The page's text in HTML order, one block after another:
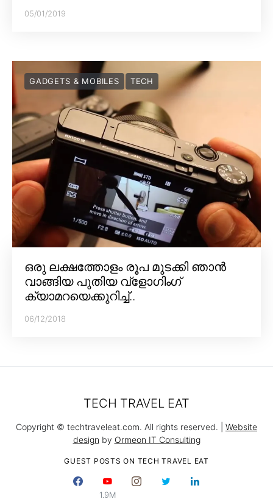
05/01/2019
GADGETS & MOBILES TECH
ഒരു ലക്ഷത്തോളം രൂപ മുടക്കി ഞാൻ
വാങ്ങിയ പുതിയ വ്‌ളോഗിംഗ്
ക്യാമറയെക്കുറിച്ച്..
06/12/2018
GUEST POSTS ON TECH TRAVEL EAT
1.9M
TECH TRAVEL EAT
Copyright © techtraveleat.com. All rights reserved. | Website
design by Ormeon IT Consulting